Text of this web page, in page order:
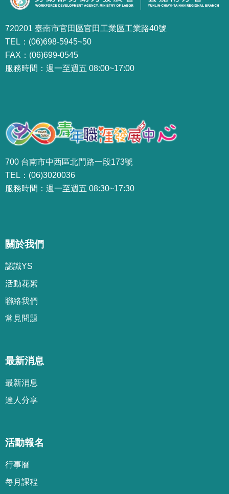
720201 臺南市官田區官田工業區工業路40號
TEL：(06)698-5945~50
FAX：(06)699-0545
服務時間：週一至週五 08:00~17:00
700 台南市中西區北門路一段173號
TEL：(06)3020036
服務時間：週一至週五 08:30~17:30
關於我們
認識YS
活動花絮
聯絡我們
常見問題
最新消息
最新消息
達人分享
活動報名
行事曆
每月課程